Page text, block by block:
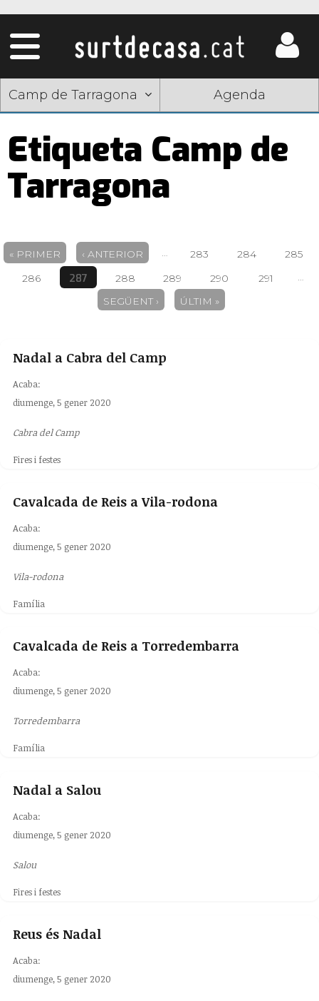
Camp de Tarragona Agenda
Etiqueta Camp de
Tarragona
Pàgines
« PRIMER ‹ ANTERIOR … 283 284
285
286
287 288 289 290 291
…
SEGÜENT ›
ÚLTIM »
Nadal a Cabra del Camp
Acaba:
diumenge, 5 gener 2020
Cabra del Camp
Fires i festes
Cavalcada de Reis a Vila-rodona
Acaba:
diumenge, 5 gener 2020
Vila-rodona
Família
Cavalcada de Reis a Torredembarra
Acaba:
diumenge, 5 gener 2020
Torredembarra
Família
Nadal a Salou
Acaba:
diumenge, 5 gener 2020
Salou
Fires i festes
Reus és Nadal
Acaba:
diumenge, 5 gener 2020